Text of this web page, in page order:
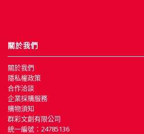
關於我們
關於我們
隱私權政策
合作洽談
企業採購服務
購物須知
群彩文創有限公司
統一編號：24785136